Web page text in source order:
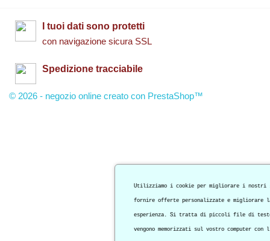
I tuoi dati sono protetti
con navigazione sicura SSL
Spedizione tracciabile
© 2026 - negozio online creato con PrestaShop™
Utilizziamo i cookie per migliorare i nostri
fornire offerte personalizzate e migliorare
esperienza. Si tratta di piccoli file di
vengono memorizzati sul vostro computer